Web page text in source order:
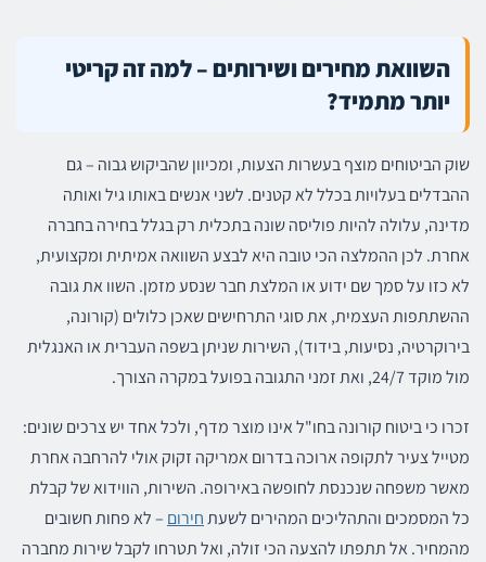
השוואת מחירים ושירותים – למה זה קריטי
יותר מתמיד?
שוק הביטוחים מוצף בעשרות הצעות, ומכיוון שהביקוש גבוה – גם
ההבדלים בעלויות בכלל לא קטנים. לשני אנשים באותו גיל ואותה
מדינה, עלולה להיות פוליסה שונה בתכלית רק בגלל בחירה בחברה
אחרת. לכן ההמלצה הכי טובה היא לבצע השוואה אמיתית ומקצועית,
לא כזו על סמך שם ידוע או המלצת חבר שנסע מזמן. השוו את גובה
ההשתתפות העצמית, את סוגי התרחישים שאכן כלולים (קורונה,
בירוקרטיה, נסיעות, בידוד), השירות שניתן בשפה העברית או האנגלית
מול מוקד 24/7, ואת זמני התגובה בפועל במקרה הצורך.
זכרו כי ביטוח קורונה בחו"ל אינו מוצר מדף, ולכל אחד יש צרכים שונים:
מטייל צעיר לתקופה ארוכה בדרום אמריקה זקוק אולי להרחבה אחרת
מאשר משפחה שנכנסת לחופשה באירופה. השירות, הווידוא של קבלת
כל המסמכים והתהליכים המהירים לשעתחירום – לא פחות חשובים
מהמחיר. אל תתפתו להצעה הכי זולה, ואל תטרחו לקבל שירות מחברה